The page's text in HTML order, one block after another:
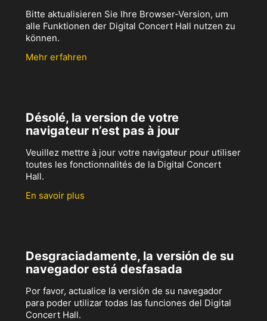
Bitte aktualisieren Sie Ihre Browser-Version, um
alle Funktionen der Digital Concert Hall nutzen zu
können.
Mehr erfahren
Désolé, la version de votre
navigateur n’est pas à jour
Veuillez mettre à jour votre navigateur pour utiliser
toutes les fonctionnalités de la Digital Concert
Hall.
En savoir plus
Desgraciadamente, la versión de su
navegador está desfasada
Por favor, actualice la versión de su navegador
para poder utilizar todas las funciones del Digital
Concert Hall.